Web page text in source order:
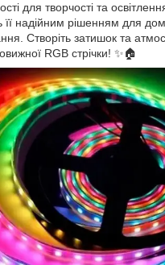
для творчості та
її надійним рішенням для
Створіть затишок та
RGB стрічки! ✨🏠